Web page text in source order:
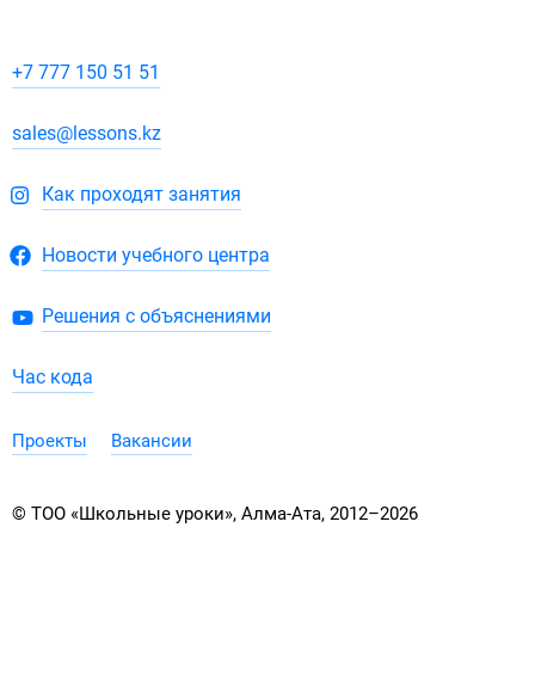
+7 777 150 51 51
sales@lessons.kz
Как проходят занятия
Новости учебного центра
Решения с объяснениями
Час кода
Проекты Вакансии
© ТОО «Школьные уроки», Алма-Ата, 2012–2026